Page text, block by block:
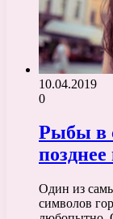
10.04.2019
0
Рыбы в
позднее
Один из
символов